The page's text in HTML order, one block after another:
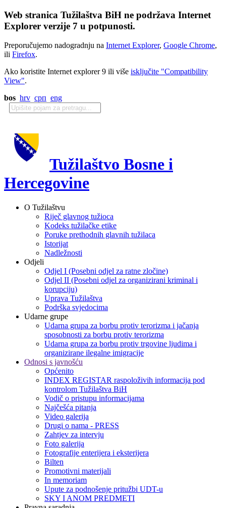
Web stranica Tužilaštva BiH ne podržava Internet
Explorer verzije 7 u potpunosti.
Preporučujemo nadogradnju na Internet Explorer, Google Chrome,
ili Firefox.
Ako koristite Internet explorer 9 ili više isključite "Compatibility
View".
bos hrv срп eng
Tužilaštvo Bosne i
Hercegovine
O Tužilaštvu
Riječ glavnog tužioca
Kodeks tužilačke etike
Poruke prethodnih glavnih tužilaca
Istorijat
Nadležnosti
Odjeli
Odjel I (Posebni odjel za ratne zločine)
Odjel II (Posebni odjel za organizirani kriminal i
korupciju)
Uprava Tužilaštva
Podrška svjedocima
Udarne grupe
Udarna grupa za borbu protiv terorizma i jačanja
sposobnosti za borbu protiv terorizma
Udarna grupa za borbu protiv trgovine ljudima i
organizirane ilegalne imigracije
Odnosi s javnošću
Općenito
INDEX REGISTAR raspoloživih informacija pod
kontrolom Tužilaštva BiH
Vodič o pristupu informacijama
Najčešća pitanja
Video galerija
Drugi o nama - PRESS
Zahtjev za intervju
Foto galerija
Fotografije enterijera i eksterijera
Bilten
Promotivni materijali
In memoriam
Upute za podnošenje pritužbi UDT-u
SKY I ANOM PREDMETI